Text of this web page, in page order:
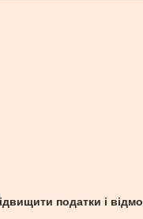
податки і